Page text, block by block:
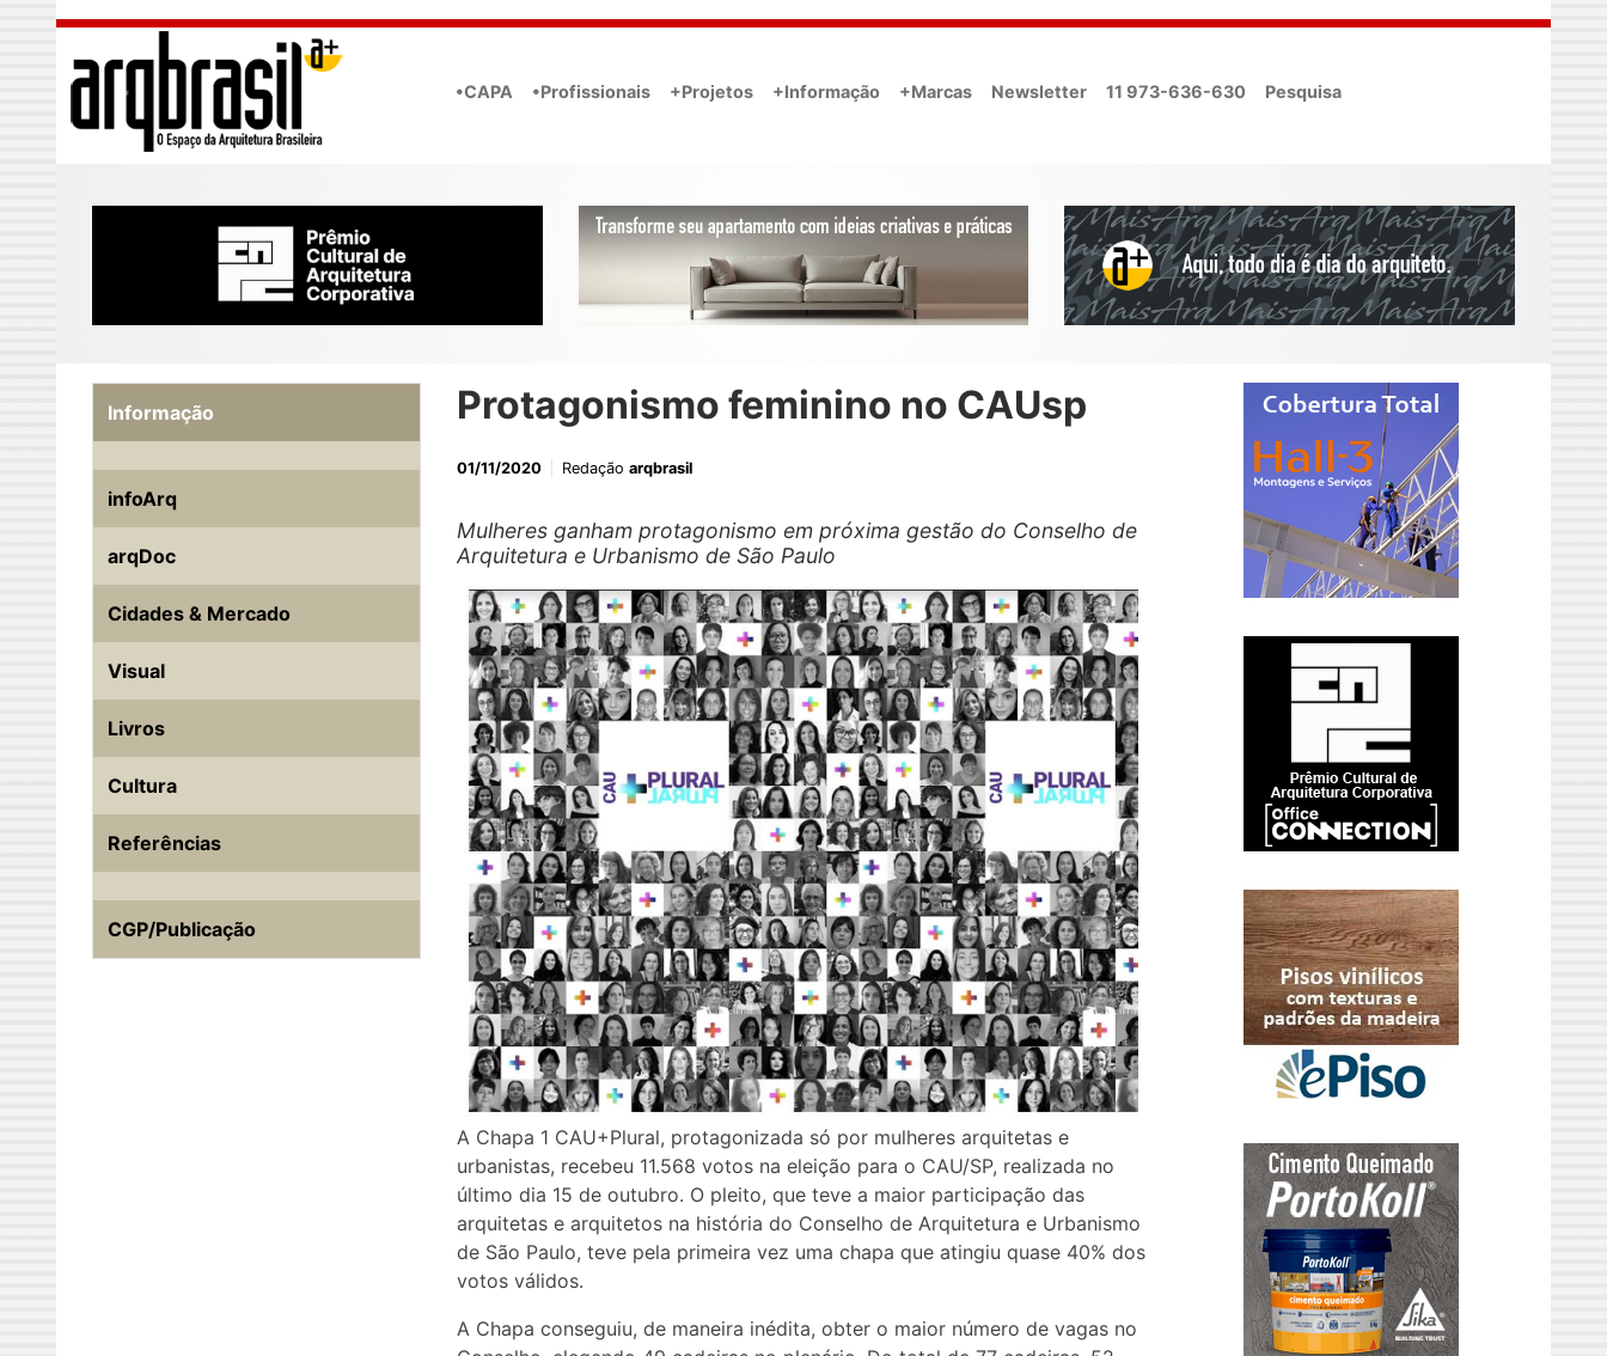
Skip to main content
•CAPA •Profissionais +Projetos +Informação +Marcas Newsletter 11 973-636-630 Pesquisa
Protagonismo feminino no CAUsp
01/11/2020 Redação arqbrasil
Mulheres ganham protagonismo em próxima gestão do Conselho de
Arquitetura e Urbanismo de São Paulo
A Chapa 1 CAU+Plural, protagonizada só por mulheres arquitetas e
urbanistas, recebeu 11.568 votos na eleição para o CAU/SP, realizada no
último dia 15 de outubro. O pleito, que teve a maior participação das
arquitetas e arquitetos na história do Conselho de Arquitetura e Urbanismo
de São Paulo, teve pela primeira vez uma chapa que atingiu quase 40% dos
votos válidos.
A Chapa conseguiu, de maneira inédita, obter o maior número de vagas no
Informação
infoArq
arqDoc
Cidades & Mercado
Visual
Livros
Cultura
Referências
CGP/Publicação